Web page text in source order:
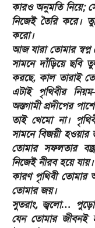
কারও অনুমতি নিয়ে;
নিজেই তৈরি করে।
করো।
আজ যারা তোমার
সামনে দাঁড়িয়ে ছবি
করছে, কাল তারাই
এটাই পৃথিবীর
অস্তগামী প্রদীপের
তাই থেমো না।
সামনে বিজয়ী
তোমার সফলতার
নিজেই নীরব হয়ে যায়।
কারণ পৃথিবী তোমার
তোমার জয়।
সুতরাং, জ্বলো…
যেন তোমার জীবনই